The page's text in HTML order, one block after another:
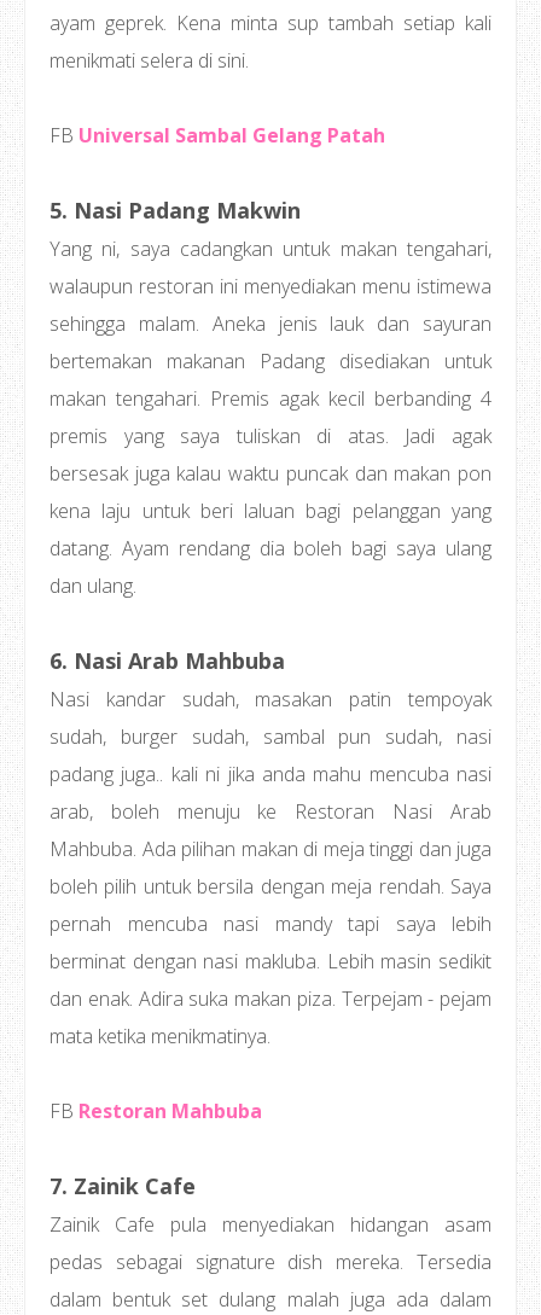
ayam geprek. Kena minta sup tambah setiap kali
menikmati selera di sini.
FB Universal Sambal Gelang Patah
5. Nasi Padang Makwin
Yang ni, saya cadangkan untuk makan tengahari,
walaupun restoran ini menyediakan menu istimewa
sehingga malam. Aneka jenis lauk dan sayuran
bertemakan makanan Padang disediakan untuk
makan tengahari. Premis agak kecil berbanding 4
premis yang saya tuliskan di atas. Jadi agak
bersesak juga kalau waktu puncak dan makan pon
kena laju untuk beri laluan bagi pelanggan yang
datang. Ayam rendang dia boleh bagi saya ulang
dan ulang.
6. Nasi Arab Mahbuba
Nasi kandar sudah, masakan patin tempoyak
sudah, burger sudah, sambal pun sudah, nasi
padang juga.. kali ni jika anda mahu mencuba nasi
arab, boleh menuju ke Restoran Nasi Arab
Mahbuba. Ada pilihan makan di meja tinggi dan juga
boleh pilih untuk bersila dengan meja rendah. Saya
pernah mencuba nasi mandy tapi saya lebih
berminat dengan nasi makluba. Lebih masin sedikit
dan enak. Adira suka makan piza. Terpejam - pejam
mata ketika menikmatinya.
FB Restoran Mahbuba
7. Zainik Cafe
Zainik Cafe pula menyediakan hidangan asam
pedas sebagai signature dish mereka. Tersedia
dalam bentuk set dulang malah juga ada dalam